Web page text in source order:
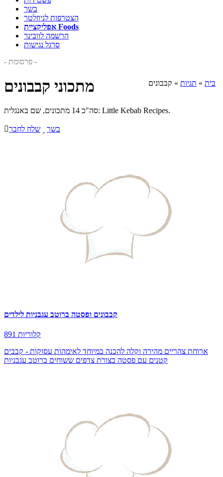
בשר
הצטרפות לניוזלטר
אפליקציית Foods
הרשמה לוובינר
סרגל נגישות
- פרסומת -
בית » תגיות » קבבונים מתכוני קבבונים
סה"כ 14 מתכונים, שם באנגלית: Little Kebab Recipes.
שלח לחבר בשר
קבבונים ופסטה ברוטב עגבניות לילדים
891 קלוריות
ארוחת צהריים מהירה וקלה להכנה במיוחד לאימהות עסוקות - קבבים
קטנים עם פסטה בצורת צדפים ששוחים ברוטב עגבניות